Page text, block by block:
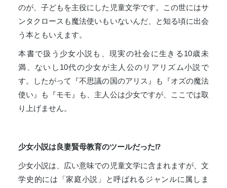
のが、子どもを主役にした児童文学です。この世にはサ
ンタクロースも魔法使いもいないんだ、と知る頃に出会
う本ともいえます。
本書で扱う少女小説も、現実の社会に生きる10歳未
満、ないし10代の少女が主人公のリアリズム小説で
す。したがって『不思議の国のアリス』も『オズの魔法
使い』も『モモ』も、主人公は少女ですが、ここでは取
り上げません。
少女小説は良妻賢母教育のツールだった⁉
少女小説は、広い意味での児童文学に含まれますが、文
学史的には「家庭小説」と呼ばれるジャンルに属しま